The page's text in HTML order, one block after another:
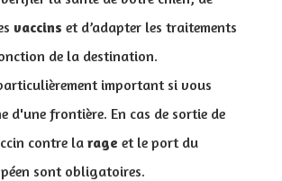
vaccins et d’adapter les traitements
de la destination.
important si vous
d'une frontière. En cas de sortie de
contre la rage et le port du
sont obligatoires.